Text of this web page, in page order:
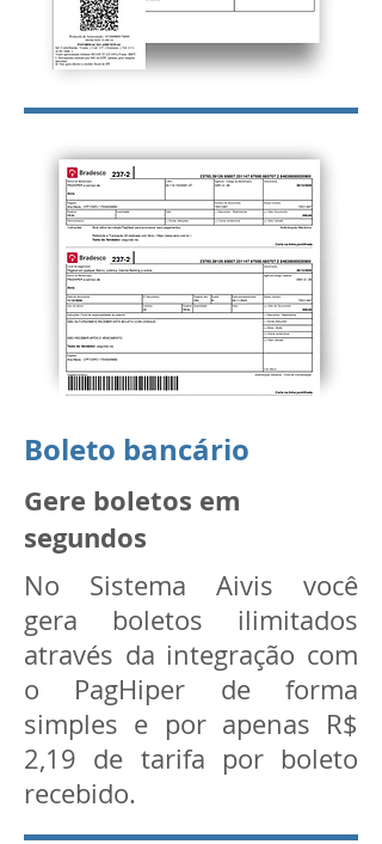
Boleto bancário
Gere boletos em
segundos
No Sistema Aivis você
gera boletos ilimitados
através da integração com
o PagHiper de forma
simples e por apenas R$
2,19 de tarifa por boleto
recebido.